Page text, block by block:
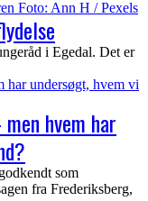
i Egedal. Det er
undersøgt, hvem vi
hvem har
som
fra Frederiksberg,